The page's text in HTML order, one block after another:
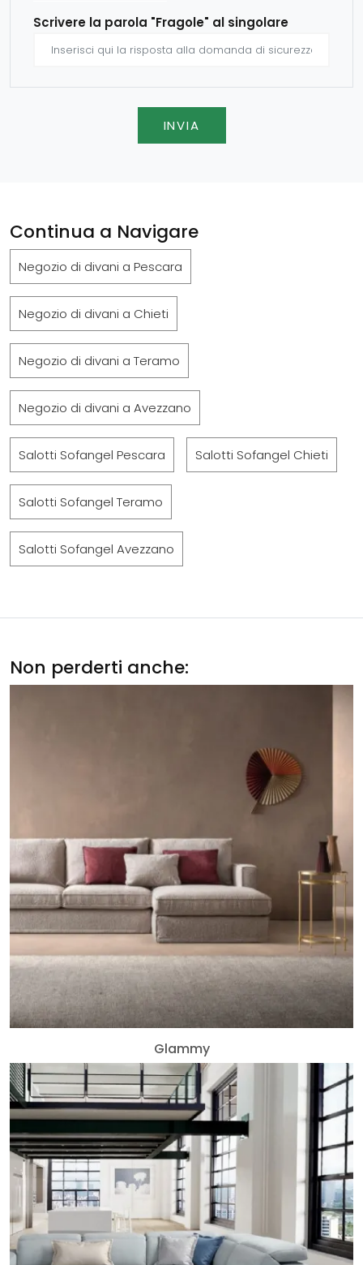
Scrivere la parola "Fragole" al singolare
INVIA
Continua a Navigare
Negozio di divani a Pescara
Negozio di divani a Chieti
Negozio di divani a Teramo
Negozio di divani a Avezzano
Salotti Sofangel Pescara Salotti Sofangel Chieti
Salotti Sofangel Teramo
Salotti Sofangel Avezzano
Non perderti anche:
Glammy